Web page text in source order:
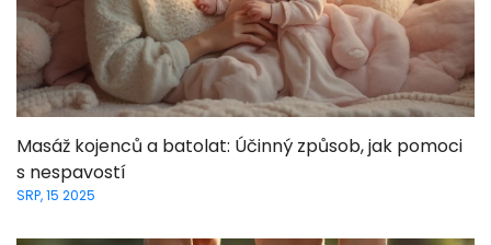
Masáž kojenců a batolat: Účinný způsob, jak pomoci
s nespavostí
SRP, 15 2025